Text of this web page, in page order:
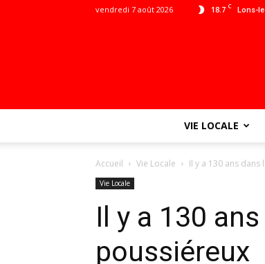
18.7 C Lons-
vendredi 7 août 2026
VIE LOCALE
Accueil Vie Locale Il y a 130 ans
Vie Locale
Il y a 130
poussiéreux